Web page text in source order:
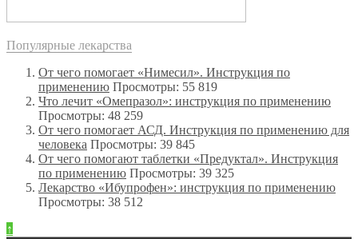
Популярные лекарства
От чего помогает «Нимесил». Инструкция по
применению Просмотры: 55 819
Что лечит «Омепразол»: инструкция по применению
Просмотры: 48 259
От чего помогает АСД. Инструкция по применению для
человека Просмотры: 39 845
От чего помогают таблетки «Предуктал». Инструкция
по применению Просмотры: 39 325
Лекарство «Ибупрофен»: инструкция по применению
Просмотры: 38 512
↑